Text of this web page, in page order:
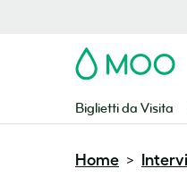
MOO
Biglietti da Visita
Home >